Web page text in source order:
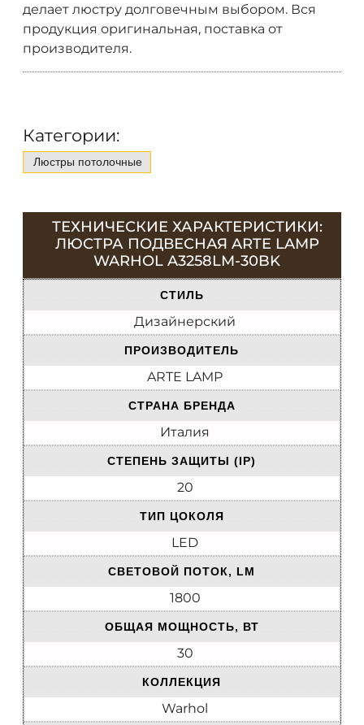
делает люстру долговечным выбором. Вся
продукция оригинальная, поставка от
производителя.
Категории:
Люстры потолочные
ТЕХНИЧЕСКИЕ ХАРАКТЕРИСТИКИ:
ЛЮСТРА ПОДВЕСНАЯ ARTE LAMP
WARHOL A3258LM-30BK
СТИЛЬ
Дизайнерский
ПРОИЗВОДИТЕЛЬ
ARTE LAMP
СТРАНА БРЕНДА
Италия
СТЕПЕНЬ ЗАЩИТЫ (IP)
20
ТИП ЦОКОЛЯ
LED
СВЕТОВОЙ ПОТОК, LM
1800
ОБЩАЯ МОЩНОСТЬ, ВТ
30
КОЛЛЕКЦИЯ
Warhol